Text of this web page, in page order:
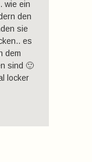
wie ein
den
sie
es
dem
sind 🙂
locker